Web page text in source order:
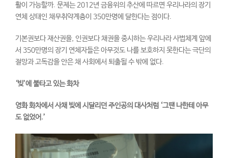
활이 가능할까. 문제는 2012년 금융위의 추산에 따르면 우리나라의 장기
연체 상태인 채무취약계층이 350만명에 달한다는 점이다.
기본권보다 재산권을, 인권보다 채권을 중시하는 우리나라 사법체계 앞에
서 350만명의 장기 연체자들은 아무것도 나를 보호하지 못한다는 극단의
절망과 고독감을 안은 채 사회에서 퇴출될 수 밖에 없다.
‘빚’에 불타고 있는 화차
영화 화차에서 사채 빚에 시달리던 주인공의 대사처럼 ‘그땐 나한테 아무
도 없었어.’